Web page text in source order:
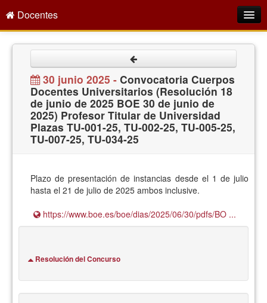
Docentes
Empleo Público
Gestión PDI
Formación y Evaluación
Seprus
Directorio
30 junio 2025 - Convocatoria Cuerpos
Docentes Universitarios (Resolución 18
de junio de 2025 BOE 30 de junio de
2025) Profesor Titular de Universidad
Plazas TU-001-25, TU-002-25, TU-005-25,
TU-007-25, TU-034-25
Plazo de presentación de instancias desde el 1 de julio
hasta el 21 de julio de 2025 ambos inclusive.
https://www.boe.es/boe/dias/2025/06/30/pdfs/BO ...
Resolución del Concurso